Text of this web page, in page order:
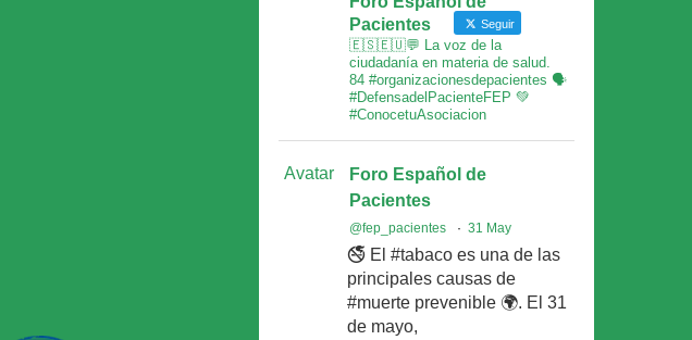
Pacientes
Seguir
🇪🇸🇪🇺💬 La voz de la
ciudadanía en materia de salud.
84 #organizacionesdepacientes 🗣
#DefensadelPacienteFEP 💚
#ConocetuAsociacion
Avatar
Foro Español de
Pacientes
@fep_pacientes · 31 May
🚭 El #tabaco es una de las
principales causas de
#muerte prevenible 🌍. El 31
de mayo,